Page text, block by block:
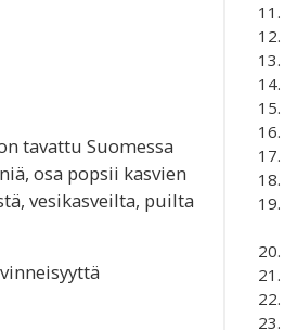
tavattu Suomessa
osa popsii kasvien
vesikasveilta, puilta